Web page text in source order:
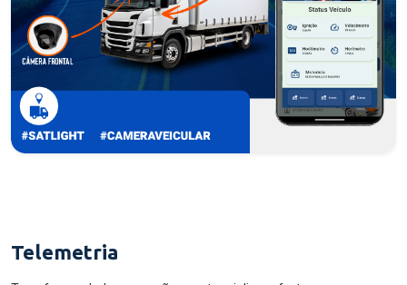
Telemetria